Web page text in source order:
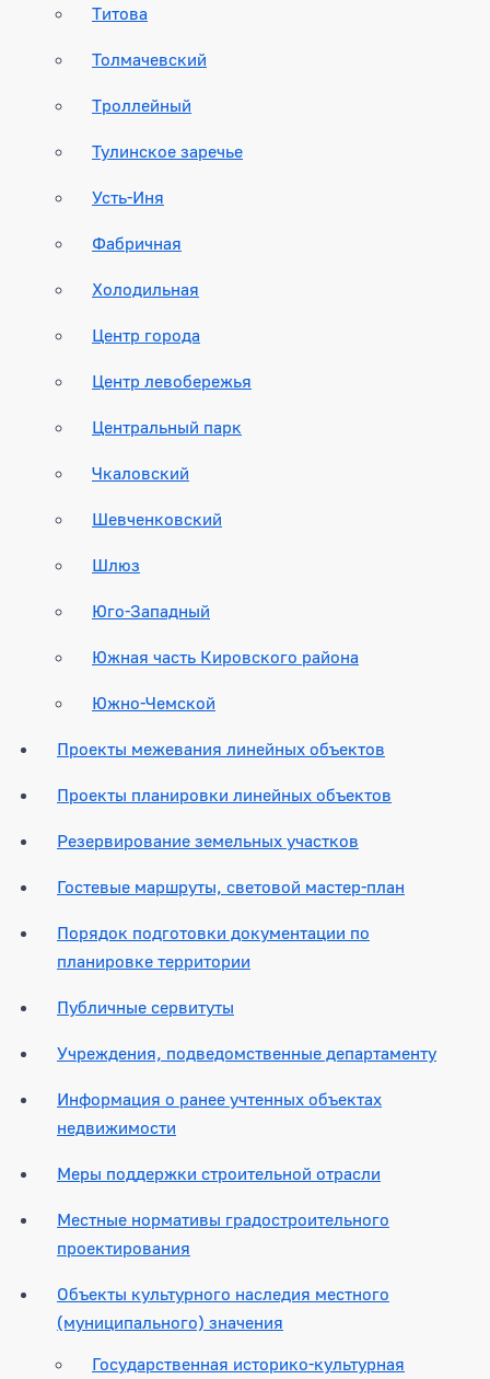
Титова
Толмачевский
Троллейный
Тулинское заречье
Усть-Иня
Фабричная
Холодильная
Центр города
Центр левобережья
Центральный парк
Чкаловский
Шевченковский
Шлюз
Юго-Западный
Южная часть Кировского района
Южно-Чемской
Проекты межевания линейных объектов
Проекты планировки линейных объектов
Резервирование земельных участков
Гостевые маршруты, световой мастер-план
Порядок подготовки документации по
планировке территории
Публичные сервитуты
Учреждения, подведомственные департаменту
Информация о ранее учтенных объектах
недвижимости
Меры поддержки строительной отрасли
Местные нормативы градостроительного
проектирования
Объекты культурного наследия местного
(муниципального) значения
Государственная историко-культурная